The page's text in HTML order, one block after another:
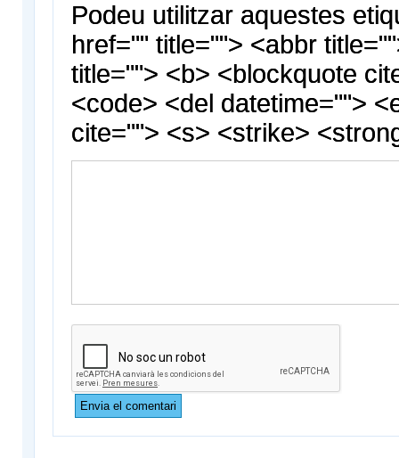
Podeu utilitzar aquestes
href="" title=""> <abbr
title=""> <b> <blockquote
<code> <del datetime="">
cite=""> <s> <strike>